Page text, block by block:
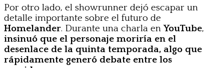
Por otro lado, el showrunner dejó escapar un
detalle importante sobre el futuro de
Homelander. Durante una charla enYouTube,
insinuó que el personaje moriría en el
desenlace de la quinta temporada, algo que
rápidamente generó debate entre los